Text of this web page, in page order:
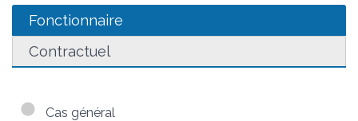
Fonctionnaire
Contractuel
Cas général